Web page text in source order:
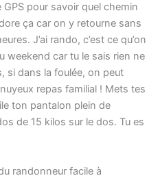
pour savoir quel chemin
ça car on y retourne sans
J’ai rando, c’est ce qu’on
weekend car tu le sais rien ne
si dans la foulée, on peut
repas familial ! Mets tes
ton pantalon plein de
de 15 kilos sur le dos. Tu es
randonneur facile à